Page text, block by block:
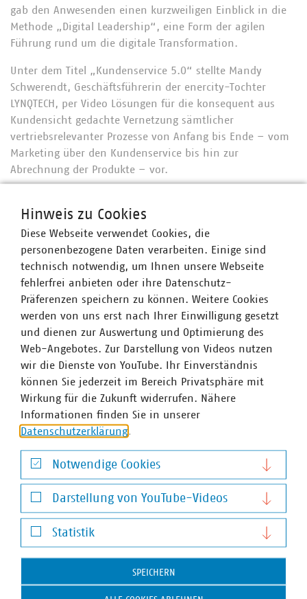
gab den Anwesenden einen kurzweiligen Einblick in die
Methode „Digital Leadership“, eine Form der agilen
Führung rund um die digitale Transformation.
Unter dem Titel „Kundenservice 5.0“ stellte Mandy
Schwerendt, Geschäftsführerin der enercity-Tochter
LYNQTECH, per Video Lösungen für die konsequent aus
Kundensicht gedachte Vernetzung sämtlicher
vertriebsrelevanter Prozesse von Anfang bis Ende – vom
Marketing über den Kundenservice bis hin zur
Abrechnung der Produkte – vor.
Unternehmen im Vordergrund. Hier bereicherten
Impulsvorträge von Timo Poppe, geschäftsführender
Gesellschafter der Palladio Kommunal, und Matthias
Partetzke, Geschäftsführer der Stadtwerke EVB Huntetal,
die Diskussion. Während Tim Poppe die mit dem Einsatz
langfristig orientierten Kapitals deutscher institutioneller
Investoren für Infrastrukturinvestitionen verbundenen
Chancen für kommunale Unternehmen erläuterte, rückte
Matthias Partetzke Bürgerbeteiligungsmodelle in den
Mittelpunkt.
Ein kleines Rahmenprogramm durfte am Rande natürlich
nicht fehlen: Mit Kutschen machte sich der
Landesgruppenvorstand auf den Weg an das Ostende zu
der inmitten des Nationalparks Niedersächsisches
Dickmilch mit Sanddornsaft und Schwarzbrot zu
genießen.
Hinweis zu Cookies
Diese Webseite verwendet Cookies, die
personenbezogene Daten verarbeiten. Einige sind
technisch notwendig, um Ihnen unsere Webseite
fehlerfrei anbieten oder ihre Datenschutz-
Präferenzen speichern zu können. Weitere Cookies
werden von uns erst nach Ihrer Einwilligung gesetzt
und dienen zur Auswertung und Optimierung des
Web-Angebotes. Zur Darstellung von Videos nutzen
wir die Dienste von YouTube. Ihr Einverständnis
können Sie jederzeit im Bereich Privatsphäre mit
Wirkung für die Zukunft widerrufen. Nähere
Informationen finden Sie in unserer
Datenschutzerklärung
Notwendige Cookies
Notwendige Cookies
Darstellung von YouTube-Videos
Darstellung von YouTube-Videos
Statistik
Statistik
SPEICHERN